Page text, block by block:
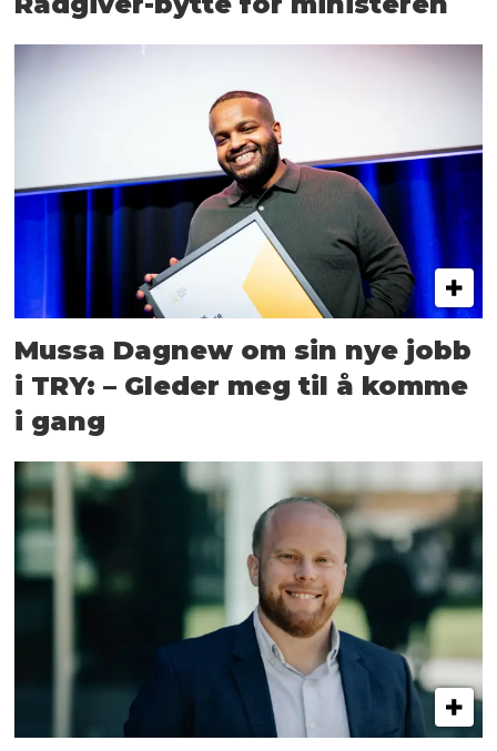
Mussa Dagnew om sin nye jobb
i TRY: – Gleder meg til å komme
i gang